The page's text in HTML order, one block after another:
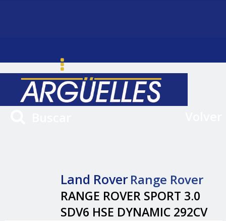
Land RoverRange Rover
RANGE ROVER SPORT 3.0
SDV6 HSE DYNAMIC 292CV